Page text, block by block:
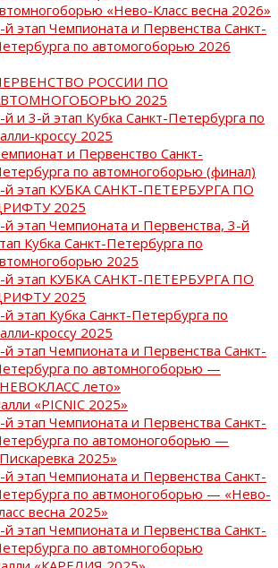
«Нево-Класс весна 2026»
й этап Чемпионата и Первенства Санкт-
по автомогоборью 2026
РОССИИ ПО
2025
й и 3-й этап Кубка Санкт-Петербурга по
кроссу 2025
и Первенство Санкт-
по автомногоборью (финал)
й этап КУБКА САНКТ-ПЕТЕРБУРГА ПО
2025
й этап Чемпионата и Первенства, 3-й
Кубка Санкт-Петербурга по
2025
й этап КУБКА САНКТ-ПЕТЕРБУРГА ПО
2025
й этап Кубка Санкт-Петербурга по
кроссу 2025
й этап Чемпионата и Первенства Санкт-
по автомногоборью —
лето»
«PICNIC 2025»
й этап Чемпионата и Первенства Санкт-
по автомоногоборью —
2025»
й этап Чемпионата и Первенства Санкт-
по автмоногоборью — «Нево-
весна 2025»
й этап Чемпионата и Первенства Санкт-
по автомногоборью